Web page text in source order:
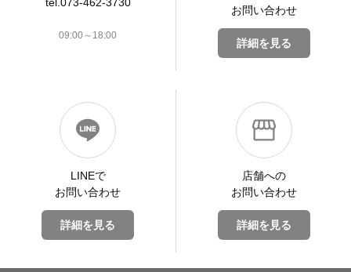
09:00～18:00
お問い合わせ
詳細を見る
LINEで
お問い合わせ
詳細を見る
店舗への
お問い合わせ
詳細を見る